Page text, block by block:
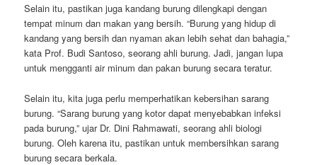
Selain itu, pastikan juga kandang burung dilengkapi dengan
tempat minum dan makan yang bersih. “Burung yang hidup di
kandang yang bersih dan nyaman akan lebih sehat dan bahagia,”
kata Prof. Budi Santoso, seorang ahli burung. Jadi, jangan lupa
untuk mengganti air minum dan pakan burung secara teratur.
Selain itu, kita juga perlu memperhatikan kebersihan sarang
burung. “Sarang burung yang kotor dapat menyebabkan infeksi
pada burung,” ujar Dr. Dini Rahmawati, seorang ahli biologi
burung. Oleh karena itu, pastikan untuk membersihkan sarang
burung secara berkala.